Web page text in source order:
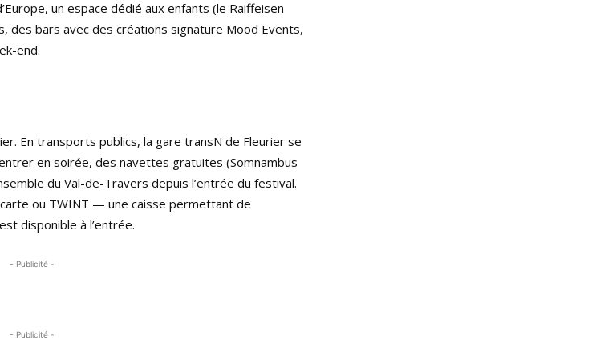
un espace dédié aux enfants (le Raiffeisen
des bars avec des créations signature Mood Events,
end.
En transports publics, la gare transN de Fleurier se
en soirée, des navettes gratuites (Somnambus
du Val-de-Travers depuis l’entrée du festival.
ou TWINT — une caisse permettant de
disponible à l’entrée.
- Publicité -
- Publicité -